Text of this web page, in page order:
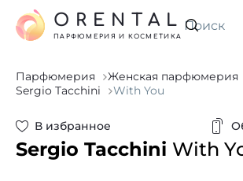
Искать
ORENTAL
ПАРФЮМЕРИЯ И КОСМЕТИКА
Парфюмерия
Женская парфюмерия
Sergio Tacchini
With You
В избранное
Sergio Tacchini With